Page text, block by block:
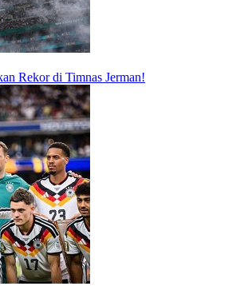
Rekor di Timnas Jerman!